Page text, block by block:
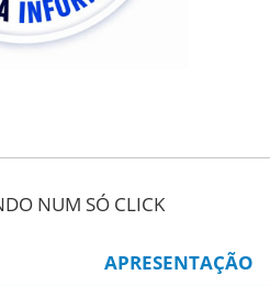
NUM SÓ CLICK
APRESENTAÇÃO